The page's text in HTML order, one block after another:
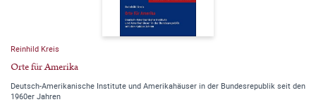
Reinhild Kreis
Orte für Amerika
Deutsch-Amerikanische Institute und Amerikahäuser in der Bundesrepublik seit den
1960er Jahren